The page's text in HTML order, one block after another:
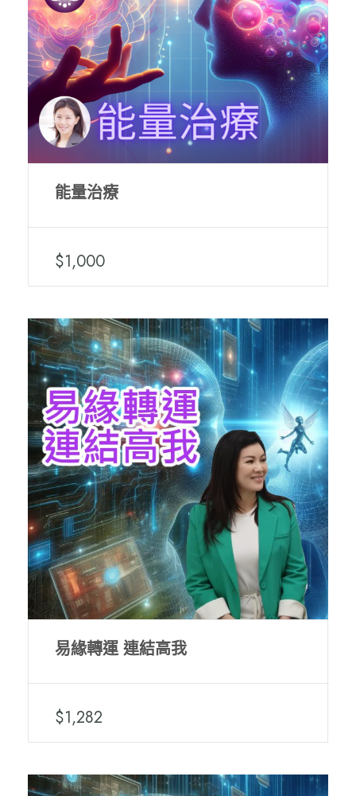
能量治療
$1,000
易緣轉運 連結高我
$1,282